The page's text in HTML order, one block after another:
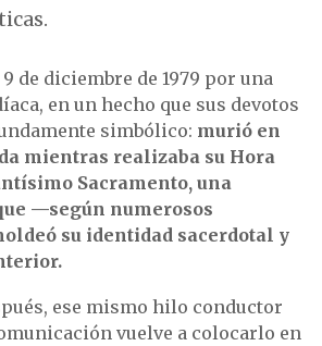
de diciembre de 1979 por una
en un hecho que sus devotos
simbólico: murió en
mientras realizaba su Hora
Sacramento, una
—según numerosos
su identidad sacerdotal y
ese mismo hilo conductor
vuelve a colocarlo en